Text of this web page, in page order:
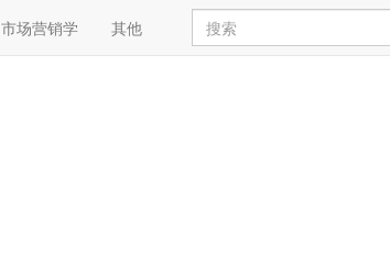
市场营销学 其他